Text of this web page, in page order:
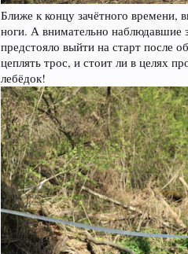
Ближе к концу зачётного времени,
ноги. А внимательно наблюдавшие
предстояло выйти на старт после
цеплять трос, и стоит ли в целях
лебёдок!